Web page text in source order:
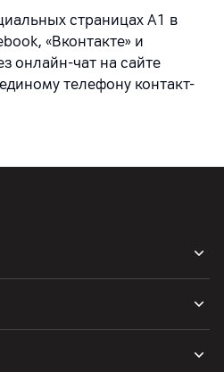
страницах A1 в
«Вконтакте» и
онлайн-чат на сайте
телефону контакт-